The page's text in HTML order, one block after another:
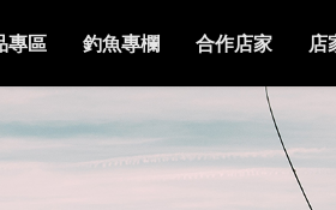
專區 釣魚專欄 合作店家 店